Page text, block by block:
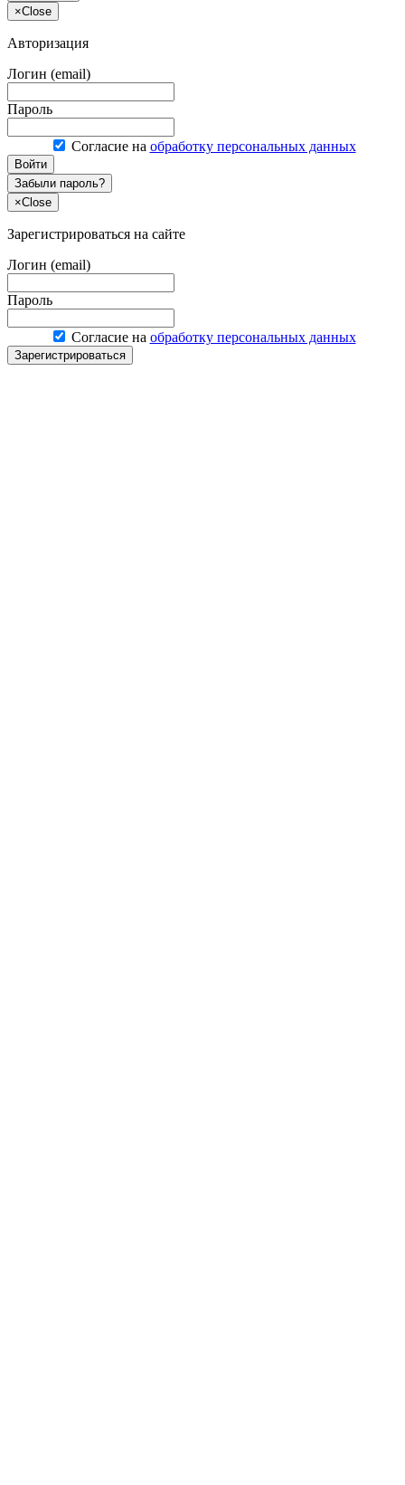
×Close
Авторизация
Логин (email)
Пароль
Согласие на обработку персональных данных
Войти
Забыли пароль?
×Close
Зарегистрироваться на сайте
Логин (email)
Пароль
Согласие на обработку персональных данных
Зарегистрироваться